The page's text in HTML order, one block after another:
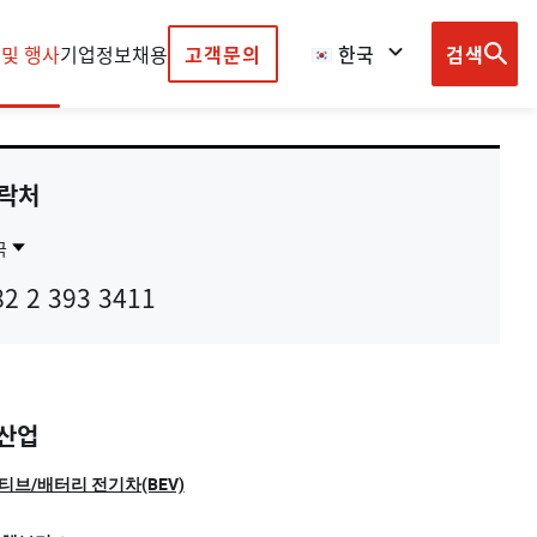
행사기업정보채용 고객문의 한국
Browse
검색
처
2 393 3411
업
브/배터리 전기차(BEV)